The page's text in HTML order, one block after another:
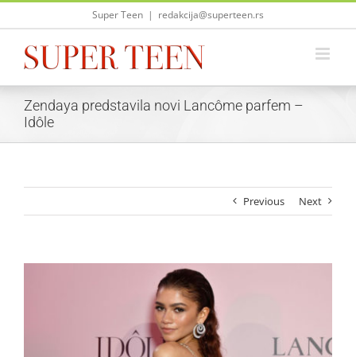
Skip
Super Teen | redakcija@superteen.rs
Zendaya predstavila novi Lancôme parfem –
Idôle
Previous Next